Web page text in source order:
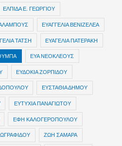
ΕΛΠΙΔΑ Ε. ΓΕΩΡΓΙΟΥ
ΕΥΑΓΓΕΛΙΑ ΒΕΝΙΖΕΛΕΑ
ΤΑΤΣΗ ΕΥΑΓΕΛΙΑ ΠΑΤΕΡΑΚΗ
ΕΥΑ ΝΕΟΚΛΕΟΥΣ
ΕΥΔΟΚΙΑ ΖΟΡΠΙΔΟΥ
ΕΥΣΤΑΘΙΑ ΔΗΜΟΥ
ΕΥΤΥΧΙΑ ΠΑΝΑΓΙΩΤΟΥ
ΕΦΗ ΚΑΛΟΓΕΡΟΠΟΥΛΟΥ
ΖΩΗ ΣΑΜΑΡΑ